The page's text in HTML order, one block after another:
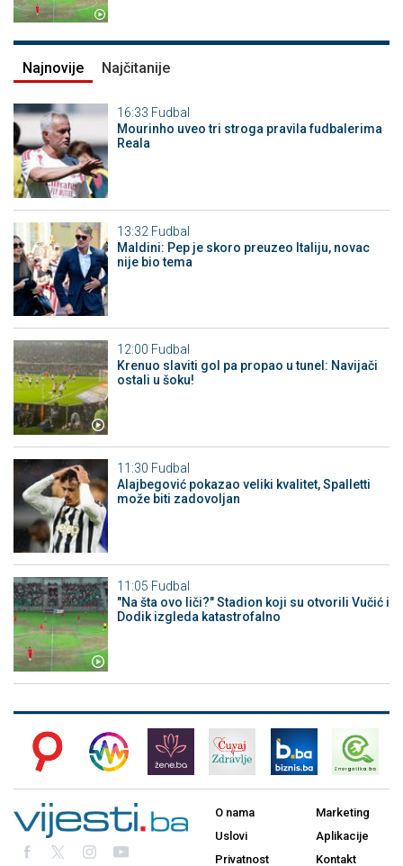
Najnovije Najčitanije
16:33 Fudbal
Mourinho uveo tri stroga pravila fudbalerima
Reala
13:32 Fudbal
Maldini: Pep je skoro preuzeo Italiju, novac
nije bio tema
12:00 Fudbal
Krenuo slaviti gol pa propao u tunel: Navijači
ostali u šoku!
11:30 Fudbal
Alajbegović pokazao veliki kvalitet, Spalletti
može biti zadovoljan
11:05 Fudbal
"Na šta ovo liči?" Stadion koji su otvorili Vučić i
Dodik izgleda katastrofalno
O nama
Uslovi
Privatnost
Marketing
Aplikacije
Kontakt